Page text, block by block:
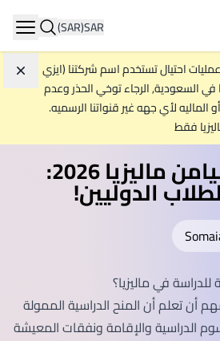
SAR
(SAR)
احتيال تستخدم اسم شركتنا (ايزي
السعودية, الرجاء توخي الحذر وعدم
لأي جهه غير قنواتنا الرسميه.
فقط
تجاهل
منح جامعة شيامن ماليزيا 2026:
الدوليين!
في ماليزيا؟
أن تعلم أن المنح الدراسية الممولة
الدراسية والإقامة ونفقات المعيشة